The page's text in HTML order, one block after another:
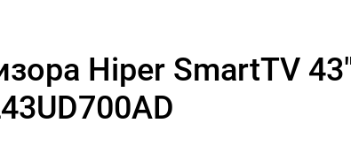
Hiper SmartTV